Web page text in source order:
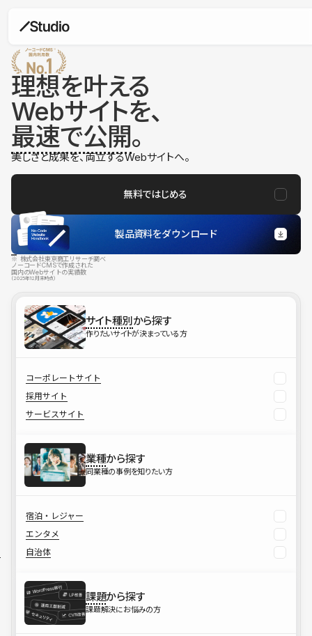
理想を叶える
Webサイトを、
最速で公開。
美しさと成果を、両立するWebサイトへ。
無料ではじめる
製品資料をダウンロード
※ 株式会社東京商工リサーチ調べ
ノーコードCMSで作成された
国内のWebサイトの実績数
（2025年12月末時点）
サイト種別から探す
作りたいサイトが決まっている方
コーポレートサイト
採用サイト
サービスサイト
業種から探す
同業種の事例を知りたい方
宿泊・レジャー
エンタメ
自治体
課題から探す
課題解決にお悩みの方